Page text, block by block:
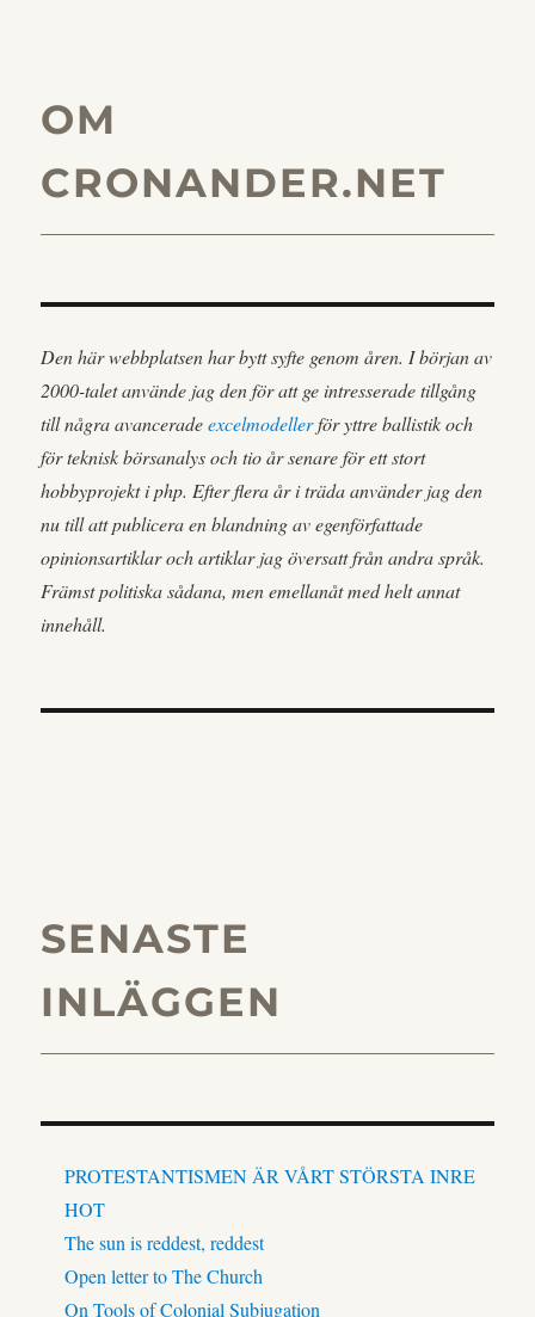
OM
CRONANDER.NET
Den här webbplatsen har bytt syfte genom åren. I början av
2000-talet använde jag den för att ge intresserade tillgång
till några avanceradeexcelmodellerför yttre ballistik och
för teknisk börsanalys och tio år senare för ett stort
hobbyprojekt i php. Efter flera år i träda använder jag den
nu till att publicera en blandning av egenförfattade
opinionsartiklar och artiklar jag översatt från andra språk.
Främst politiska sådana, men emellanåt med helt annat
innehåll.
SENASTE
INLÄGGEN
PROTESTANTISMEN ÄR VÅRT STÖRSTA INRE
HOT
The sun is reddest, reddest
Open letter to The Church
On Tools of Colonial Subjugation